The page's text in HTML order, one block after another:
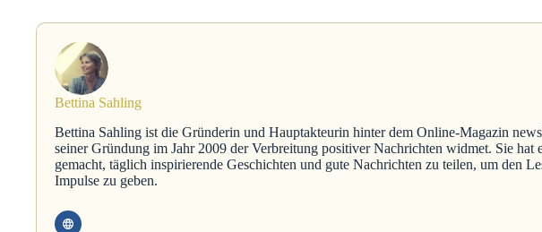
Bettina Sahling
Bettina Sahling ist die Gründerin und Hauptakteurin hinter dem Online-Magazin
seiner Gründung im Jahr 2009 der Verbreitung positiver Nachrichten widmet. Sie hat
gemacht, täglich inspirierende Geschichten und gute Nachrichten zu teilen, um den
Impulse zu geben.